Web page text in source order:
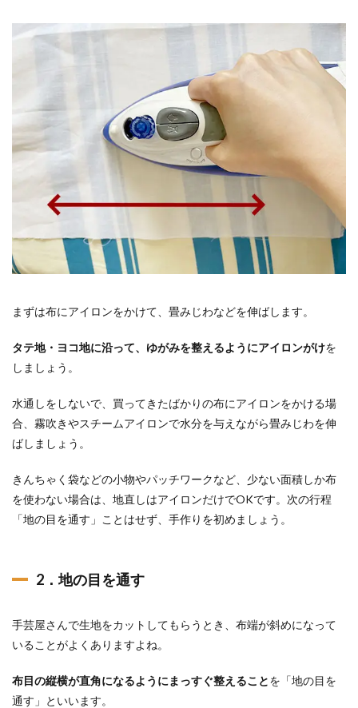
まずは布にアイロンをかけて、畳みじわなどを伸ばします。
タテ地・ヨコ地に沿って、ゆがみを整えるようにアイロンがけを
しましょう。
水通しをしないで、買ってきたばかりの布にアイロンをかける場
合、霧吹きやスチームアイロンで水分を与えながら畳みじわを伸
ばしましょう。
きんちゃく袋などの小物やパッチワークなど、少ない面積しか布
を使わない場合は、地直しはアイロンだけでOKです。次の行程
「地の目を通す」ことはせず、手作りを初めましょう。
2．地の目を通す
手芸屋さんで生地をカットしてもらうとき、布端が斜めになって
いることがよくありますよね。
布目の縦横が直角になるようにまっすぐ整えることを「地の目を
通す」といいます。